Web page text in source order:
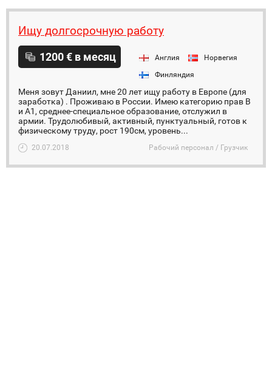
Ищу долгосрочную работу
1200 € в месяц Англия
Норвегия
Финляндия
Меня зовут Даниил, мне 20 лет ищу работу в Европе (для
заработка) . Проживаю в России. Имею категорию прав В
и А1, среднее-специальное образование, отслужил в
армии. Трудолюбивый, активный, пунктуальный, готов к
физическому труду, рост 190см, уровень...
20.07.2018 Рабочий персонал / Грузчик